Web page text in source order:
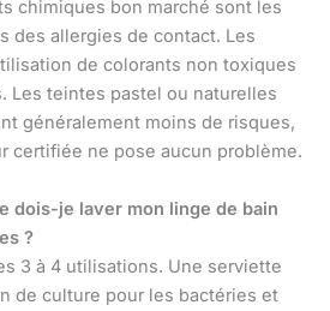
chimiques bon marché sont les
des allergies de contact. Les
de colorants non toxiques
Les teintes pastel ou naturelles
généralement moins de risques,
certifiée ne pose aucun problème.
dois-je laver mon linge de bain
?
3 à 4 utilisations. Une serviette
de culture pour les bactéries et